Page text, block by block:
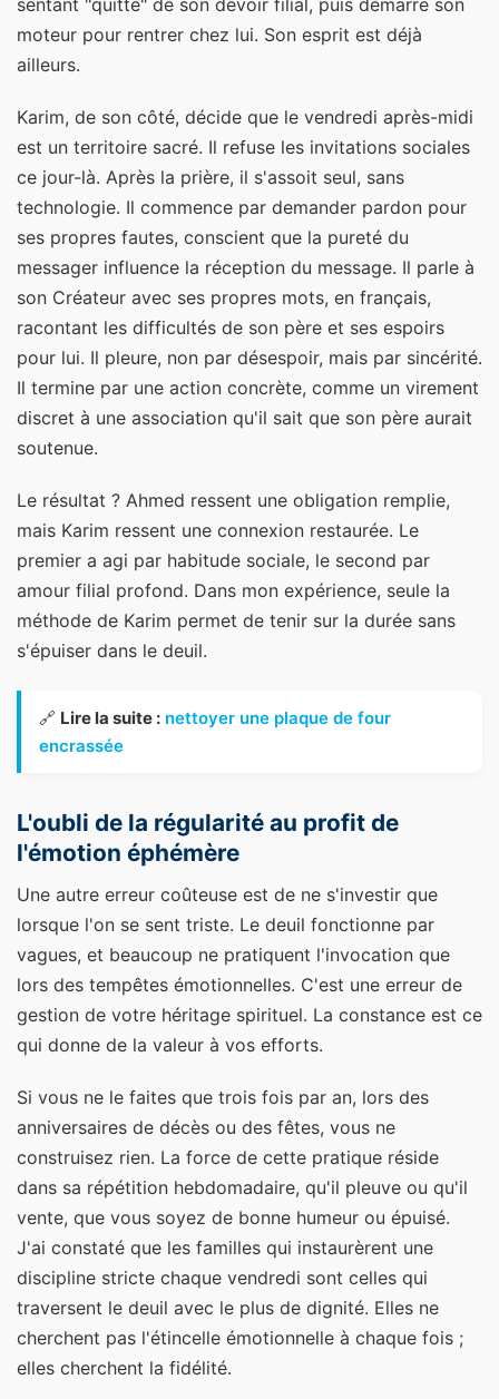
moteur pour rentrer chez lui. Son esprit est déjà
ailleurs.
Karim, de son côté, décide que le vendredi après-midi
est un territoire sacré. Il refuse les invitations sociales
ce jour-là. Après la prière, il s'assoit seul, sans
technologie. Il commence par demander pardon pour
ses propres fautes, conscient que la pureté du
messager influence la réception du message. Il parle à
son Créateur avec ses propres mots, en français,
racontant les difficultés de son père et ses espoirs
pour lui. Il pleure, non par désespoir, mais par sincérité.
Il termine par une action concrète, comme un virement
discret à une association qu'il sait que son père aurait
soutenue.
Le résultat ? Ahmed ressent une obligation remplie,
mais Karim ressent une connexion restaurée. Le
premier a agi par habitude sociale, le second par
amour filial profond. Dans mon expérience, seule la
méthode de Karim permet de tenir sur la durée sans
s'épuiser dans le deuil.
🔗 Lire la suite : nettoyer une plaque de four
encrassée
L'oubli de la régularité au profit de
l'émotion éphémère
Une autre erreur coûteuse est de ne s'investir que
lorsque l'on se sent triste. Le deuil fonctionne par
vagues, et beaucoup ne pratiquent l'invocation que
lors des tempêtes émotionnelles. C'est une erreur de
gestion de votre héritage spirituel. La constance est ce
qui donne de la valeur à vos efforts.
Si vous ne le faites que trois fois par an, lors des
anniversaires de décès ou des fêtes, vous ne
construisez rien. La force de cette pratique réside
dans sa répétition hebdomadaire, qu'il pleuve ou qu'il
vente, que vous soyez de bonne humeur ou épuisé.
J'ai constaté que les familles qui instaurèrent une
discipline stricte chaque vendredi sont celles qui
traversent le deuil avec le plus de dignité. Elles ne
cherchent pas l'étincelle émotionnelle à chaque fois ;
elles cherchent la fidélité.